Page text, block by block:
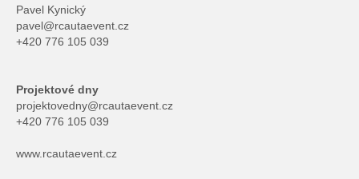
Pavel Kynický
pavel@rcautaevent.cz
+420 776 105 039
Projektové dny
projektovedny@rcautaevent.cz
+420 776 105 039
www.rcautaevent.cz